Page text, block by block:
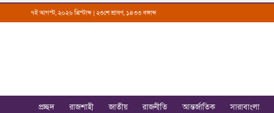
৭ই আগস্ট, ২০২৬ খ্রিস্টাব্দ | ২৩শে শ্রাবণ, ১৪৩৩ বঙ্গাব্দ
Uttarkantho
প্রচ্ছদ রাজশাহী জাতীয় রাজনীতি আন্তর্জাতিক সারাবাংলা